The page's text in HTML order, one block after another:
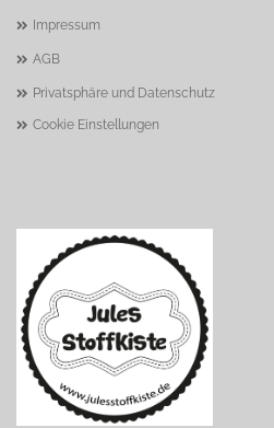
Impressum
AGB
Privatsphäre und Datenschutz
Cookie Einstellungen